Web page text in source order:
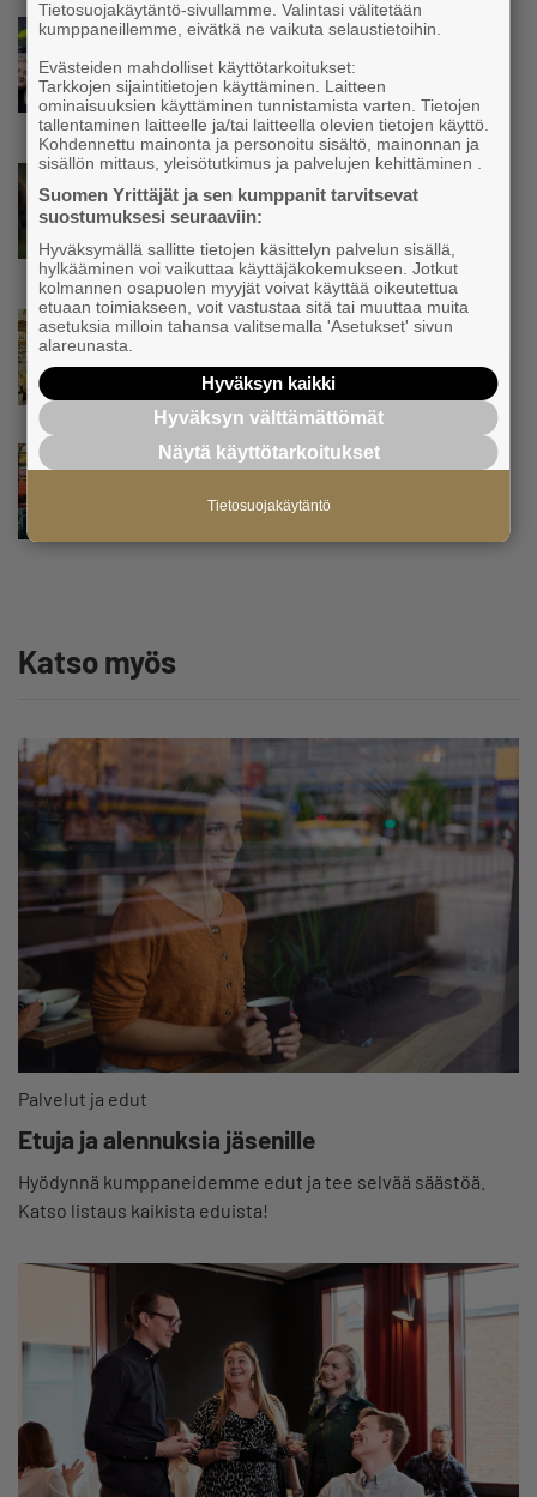
Uutinen
Isät opettelevat kampauksia oluen äärellä –
Voimamiehen lettivideot poikivat yrittäjälle
satoja yhteydenottoja
Uutinen
Koneyrittäjät: Lainsäädännössä ”villisian
mentävä porsaanreikä” – ”Rajoitusten
vahingot eivät voi jäädä vain yksittäisen
yrittäjän harteille”
Uutinen
hallitukselle: ”Voi tulla ikävä yllätys”
Uutinen
”Asiakkainani on eturivin muusikoita niin
Katso myös
Palvelut ja edut
Etuja ja alennuksia jäsenille
Hyödynnä kumppaneidemme edut ja tee selvää säästöä.
Katso listaus kaikista eduista!
Tietosuojakäytäntö-sivullamme. Valintasi välitetään
kumppaneillemme, eivätkä ne vaikuta selaustietoihin.
Evästeiden mahdolliset käyttötarkoitukset:
Tarkkojen sijaintitietojen käyttäminen. Laitteen
ominaisuuksien käyttäminen tunnistamista varten. Tietojen
tallentaminen laitteelle ja/tai laitteella olevien tietojen käyttö.
Kohdennettu mainonta ja personoitu sisältö, mainonnan ja
sisällön mittaus, yleisötutkimus ja palvelujen kehittäminen .
Suomen Yrittäjät ja sen kumppanit tarvitsevat
suostumuksesi seuraaviin:
Hyväksymällä sallitte tietojen käsittelyn palvelun sisällä,
hylkääminen voi vaikuttaa käyttäjäkokemukseen. Jotkut
kolmannen osapuolen myyjät voivat käyttää oikeutettua
etuaan toimiakseen, voit vastustaa sitä tai muuttaa muita
asetuksia milloin tahansa valitsemalla 'Asetukset' sivun
alareunasta.
Hyväksyn kaikki
Hyväksyn välttämättömät
Näytä käyttötarkoitukset
Tietosuojakäytäntö